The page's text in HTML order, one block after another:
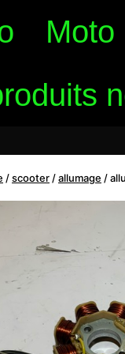
Moto
/scooter /allumage /